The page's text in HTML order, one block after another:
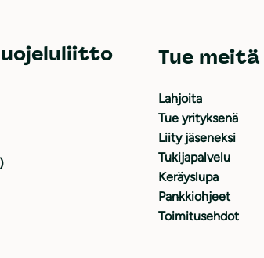
Tue meitä
Lahjoita
Tue yrityksenä
Liity jäseneksi
Tukijapalvelu
Keräyslupa
Pankkiohjeet
Toimitusehdot